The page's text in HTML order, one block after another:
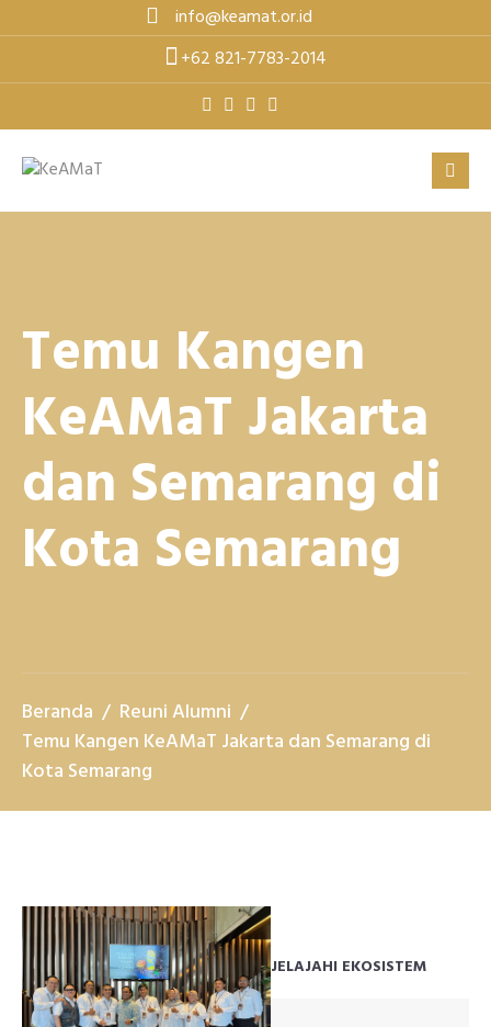
to
info@keamat.or.id
+62 821-7783-2014
Temu Kangen
KeAMaT Jakarta
dan Semarang di
Kota Semarang
Beranda
Reuni Alumni
Temu Kangen KeAMaT Jakarta dan Semarang di
Kota Semarang
JELAJAHI EKOSISTEM